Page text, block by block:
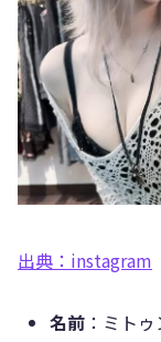
出典：instagram
名前 ：ミト